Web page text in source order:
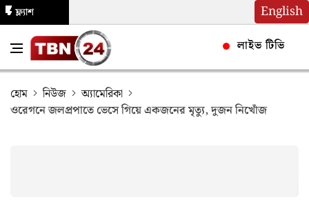
English
ফ্ল্যাশ
লাইভ টিভি
হোম নিউজ
অ্যামেরিকা
ওরেগনে জলপ্রপাতে ভেসে গিয়ে একজনের মৃত্যু, দুজন নিখোঁজ